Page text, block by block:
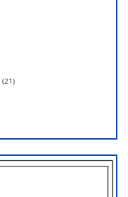
(21)